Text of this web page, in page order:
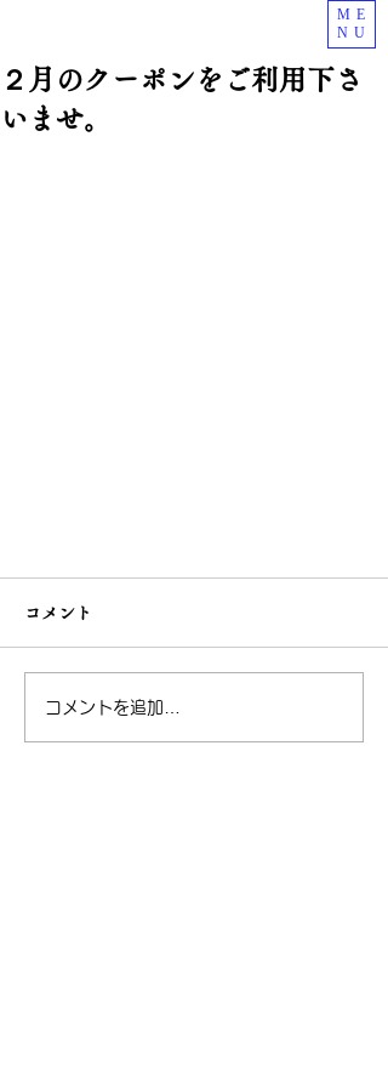
ME
NU
２月のクーポンをご利用下さ
いませ。
コメント
コメントを追加…